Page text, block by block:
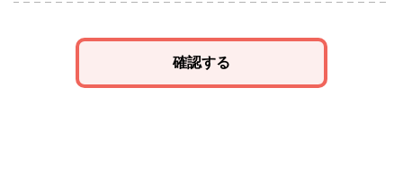
確認する